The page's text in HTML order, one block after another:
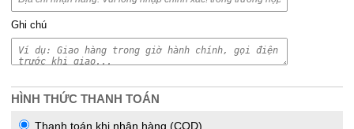
Ghi chú
HÌNH THỨC THANH TOÁN
Thanh toán khi nhận hàng (COD)